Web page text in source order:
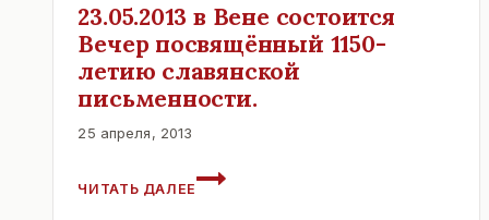
23.05.2013 в Вене состоится
Вечер посвящённый 1150-
летию славянской
письменности.
25 апреля, 2013
ЧИТАТЬ ДАЛЕЕ
23.05.2013